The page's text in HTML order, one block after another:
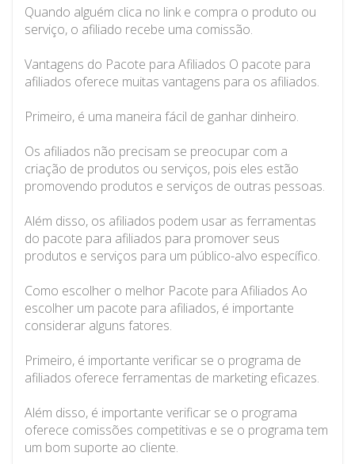
Quando alguém clica no link e compra o produto ou
serviço, o afiliado recebe uma comissão.
Vantagens do Pacote para Afiliados O pacote para
afiliados oferece muitas vantagens para os afiliados.
Primeiro, é uma maneira fácil de ganhar dinheiro.
Os afiliados não precisam se preocupar com a
criação de produtos ou serviços, pois eles estão
promovendo produtos e serviços de outras pessoas.
Além disso, os afiliados podem usar as ferramentas
do pacote para afiliados para promover seus
produtos e serviços para um público-alvo específico.
Como escolher o melhor Pacote para Afiliados Ao
escolher um pacote para afiliados, é importante
considerar alguns fatores.
Primeiro, é importante verificar se o programa de
afiliados oferece ferramentas de marketing eficazes.
Além disso, é importante verificar se o programa
oferece comissões competitivas e se o programa tem
um bom suporte ao cliente.